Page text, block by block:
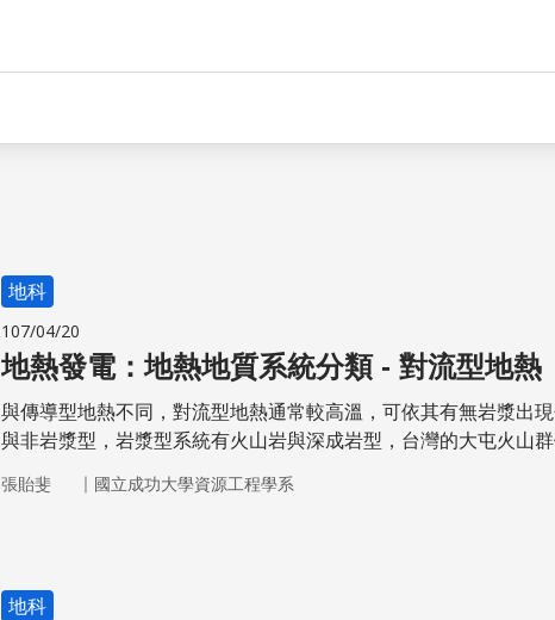
地科
107/04/20
地熱發電：地熱地質系統分類 - 對流型地熱
與傳導型地熱不同，對流型地熱通常較高溫，可依其有無岩漿出
與非岩漿型，岩漿型系統有火山岩與深成岩型，台灣的大屯火山
的酸性流體變成中性流體，因此在火山外圍區域可能有地熱開發機
張貽斐 ｜ 國立成功大學資源工程學系
地科